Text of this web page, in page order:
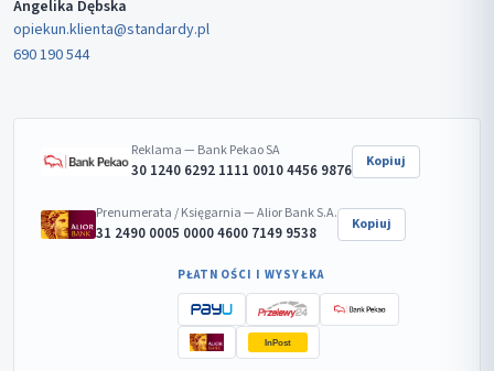
Angelika Dębska
opiekun.klienta@standardy.pl
690 190 544
Reklama — Bank Pekao SA
30 1240 6292 1111 0010 4456 9876 Kopiuj
Prenumerata / Księgarnia — Alior Bank S.A.
31 2490 0005 0000 4600 7149 9538 Kopiuj
PŁATNOŚCI I WYSYŁKA
InPost